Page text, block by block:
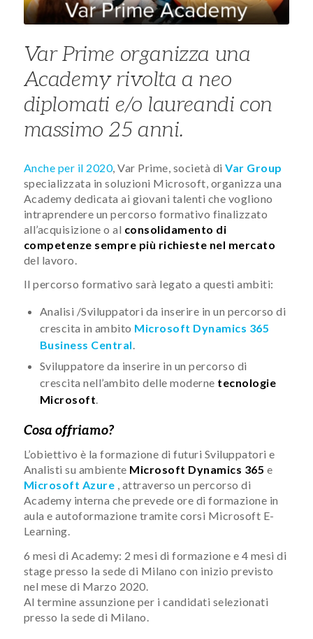
​​​​Var Prime organizza ​​una
Academy rivolta a neo
diplomati e/o laureandi con
massimo 25 anni.
Anche per il 2020, Var Prime, società diVar Group
specializzata in soluzioni Microsoft, organizza una
Academy dedicata ai giovani talenti che vogliono
intraprendere un percorso formativo finalizzato
all’acquisizione o al consolidamento di
competenze sempre più richieste nel mercato
del lavoro.
Il percorso formativo sarà legato a questi ambiti:
Analisi /Sviluppatori da inserire in un percorso di
crescita in ambito Microsoft Dynamics 365
Business Central.
Sviluppatore da inserire in un percorso di
crescita nell’ambito delle moderne tecnologie
Microsoft.
Cosa offriamo?
L’obiettivo è la formazione di futuri Sviluppatori e
Analisti su ambiente Microsoft Dynamics 365 e
Microsoft Azure , attraverso un percorso di
Academy interna che prevede ore di formazione in
aula e autoformazione tramite corsi Microsoft E-
Learning.
6 mesi di Academy: 2 mesi di formazione e 4 mesi di
stage presso la sede di Milano con inizio previsto
nel mese di Marzo 2020.
Al termine assunzione per i candidati selezionati
presso la sede di Milano.